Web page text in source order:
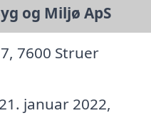
og Miljø ApS
7600 Struer
januar 2022,